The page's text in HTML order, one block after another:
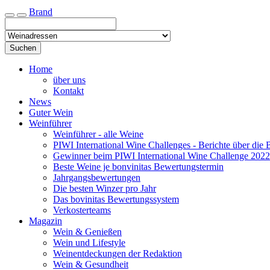
Toggle navigation
Brand
Suchen
Home
über uns
Kontakt
News
Guter Wein
Weinführer
Weinführer - alle Weine
PIWI International Wine Challenges - Berichte über die
Gewinner beim PIWI International Wine Challenge 2022
Beste Weine je bonvinitas Bewertungstermin
Jahrgangsbewertungen
Die besten Winzer pro Jahr
Das bovinitas Bewertungssystem
Verkosterteams
Magazin
Wein & Genießen
Wein und Lifestyle
Weinentdeckungen der Redaktion
Wein & Gesundheit